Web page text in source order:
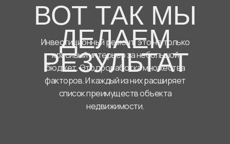
ВОТ ТАК МЫ
ДЕЛАЕМ
РЕЗУЛЬТАТ
Инвестиционный ремонт, это не только
красивый интерьер за небольшой
бюджет. Это проработка множества
факторов. И каждый из них расширяет
список преимуществ объекта
недвижимости.